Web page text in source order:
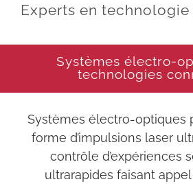
Experts en
Systèmes électro-
technologies
Systèmes électro-optiques
forme d’impulsions laser
contrôle d’expériences
ultrarapides faisant